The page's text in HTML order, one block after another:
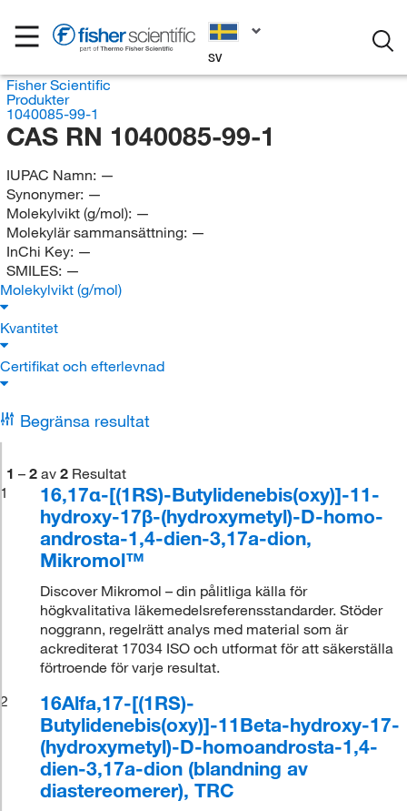
SV
Fisher Scientific
Produkter
1040085-99-1
CAS RN 1040085-99-1
IUPAC Namn: —
Synonymer: —
Molekylvikt (g/mol): —
Molekylär sammansättning: —
InChi Key: —
SMILES: —
Molekylvikt (g/mol)
Kvantitet
Certifikat och efterlevnad
Begränsa resultat
1 – 2 av 2 Resultat
1
16,17α-[(1RS)-Butylidenebis(oxy)]-11-
hydroxy-17β-(hydroxymetyl)-D-homo-
androsta-1,4-dien-3,17a-dion,
Mikromol™
Discover Mikromol – din pålitliga källa för
högkvalitativa läkemedelsreferensstandarder. Stöder
noggrann, regelrätt analys med material som är
ackrediterat 17034 ISO och utformat för att säkerställa
förtroende för varje resultat.
2
16Alfa,17-[(1RS)-
Butylidenebis(oxy)]-11Beta-hydroxy-17-
(hydroxymetyl)-D-homoandrosta-1,4-
dien-3,17a-dion (blandning av
diastereomerer), TRC